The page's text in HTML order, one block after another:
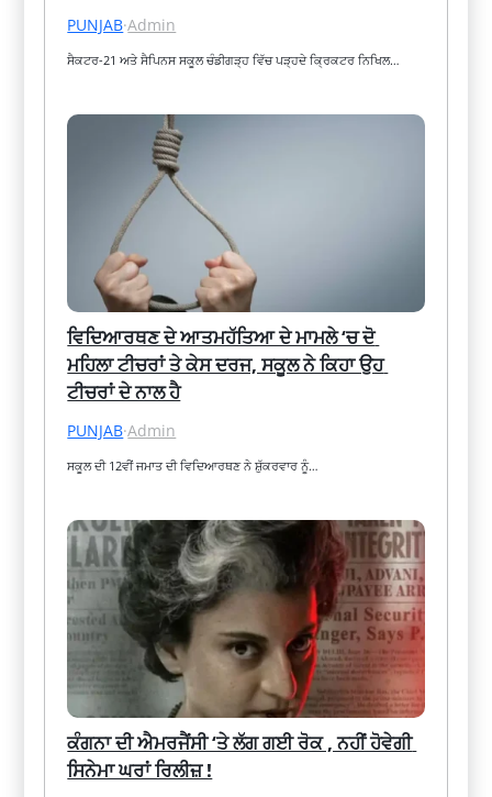
PUNJAB·Admin
ਸੈਕਟਰ-21 ਅਤੇ ਸੈਪਿਨਸ ਸਕੂਲ ਚੰਡੀਗੜ੍ਹ ਵਿੱਚ ਪੜ੍ਹਦੇ ਕ੍ਰਿਕਟਰ ਨਿਖਿਲ…
ਵਿਦਿਆਰਥਣ ਦੇ ਆਤਮਹੱਤਿਆ ਦੇ ਮਾਮਲੇ ‘ਚ ਦੋ
ਮਹਿਲਾ ਟੀਚਰਾਂ ਤੇ ਕੇਸ ਦਰਜ, ਸਕੂਲ ਨੇ ਕਿਹਾ ਉਹ
ਟੀਚਰਾਂ ਦੇ ਨਾਲ ਹੈ
PUNJAB·Admin
ਸਕੂਲ ਦੀ 12ਵੀਂ ਜਮਾਤ ਦੀ ਵਿਦਿਆਰਥਣ ਨੇ ਸ਼ੁੱਕਰਵਾਰ ਨੂੰ…
ਕੰਗਨਾ ਦੀ ਐਮਰਜੈਂਸੀ ‘ਤੇ ਲੱਗ ਗਈ ਰੋਕ , ਨਹੀਂ ਹੋਵੇਗੀ
ਸਿਨੇਮਾ ਘਰਾਂ ਰਿਲੀਜ਼ !